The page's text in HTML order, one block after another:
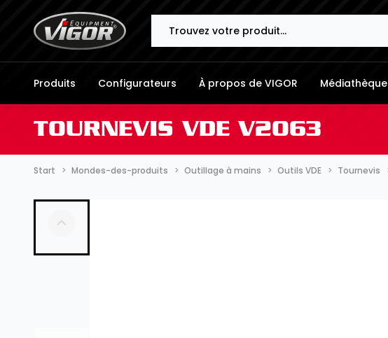
Produits Configurateurs À propos de VIGOR Médiathèque
TOURNEVIS VDE V2063
Start Mondes-des-produits Outillage à mains Outils VDE Tournevis